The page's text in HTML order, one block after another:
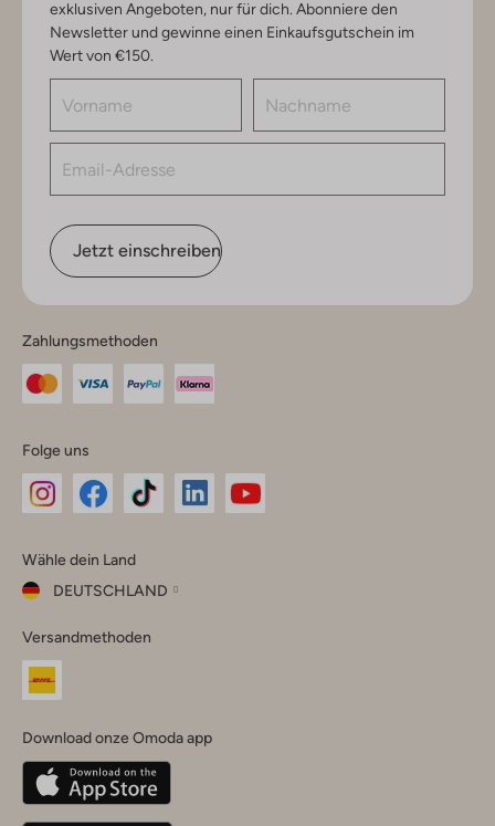
exklusiven Angeboten, nur für dich. Abonniere den
Newsletter und gewinne einen Einkaufsgutschein im
Wert von €150.
Jetzt einschreiben
Zahlungsmethoden
Folge uns
Instagram
Facebook
TikTok
Wähle dein Land
DEUTSCHLAND
dein
Land
Belgique(Français)
Deutschland
Versandmethoden
Download onze Omoda app